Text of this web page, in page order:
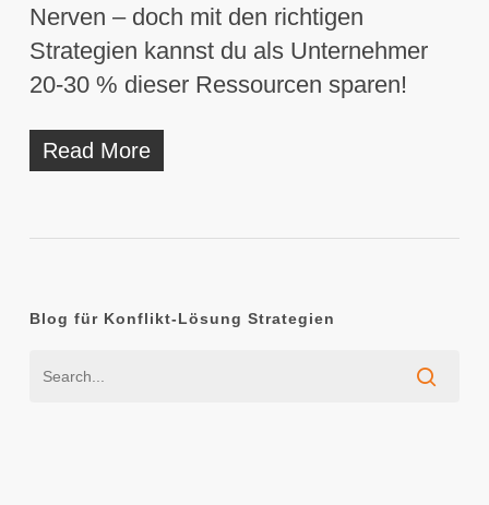
Nerven – doch mit den richtigen
Strategien kannst du als Unternehmer
20-30 % dieser Ressourcen sparen!
Read More
Blog für Konflikt-Lösung Strategien